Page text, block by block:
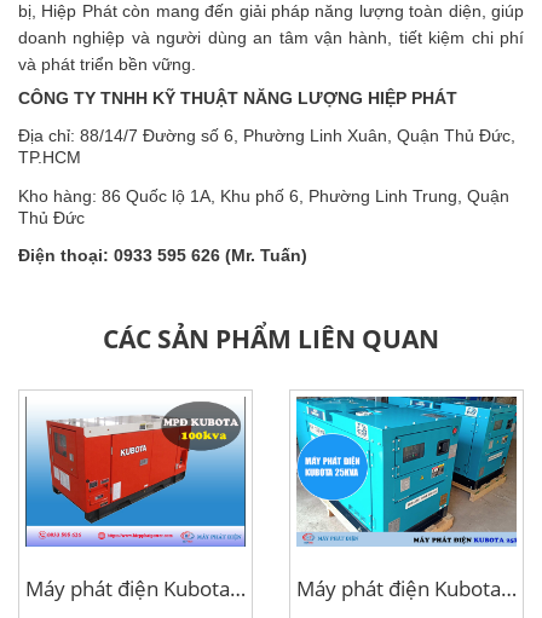
bị, Hiệp Phát còn mang đến giải pháp năng lượng toàn diện, giúp
doanh nghiệp và người dùng an tâm vận hành, tiết kiệm chi phí
và phát triển bền vững.
CÔNG TY TNHH KỸ THUẬT NĂNG LƯỢNG HIỆP PHÁT
Địa chỉ: 88/14/7 Đường số 6, Phường Linh Xuân, Quận Thủ Đức,
TP.HCM
Kho hàng: 86 Quốc lộ 1A, Khu phố 6, Phường Linh Trung, Quận
Thủ Đức
Điện thoại: 0933 595 626 (Mr. Tuấn)
CÁC SẢN PHẨM LIÊN QUAN
Máy phát điện Kubota 100kva
Máy phát điện Kubota 25kva